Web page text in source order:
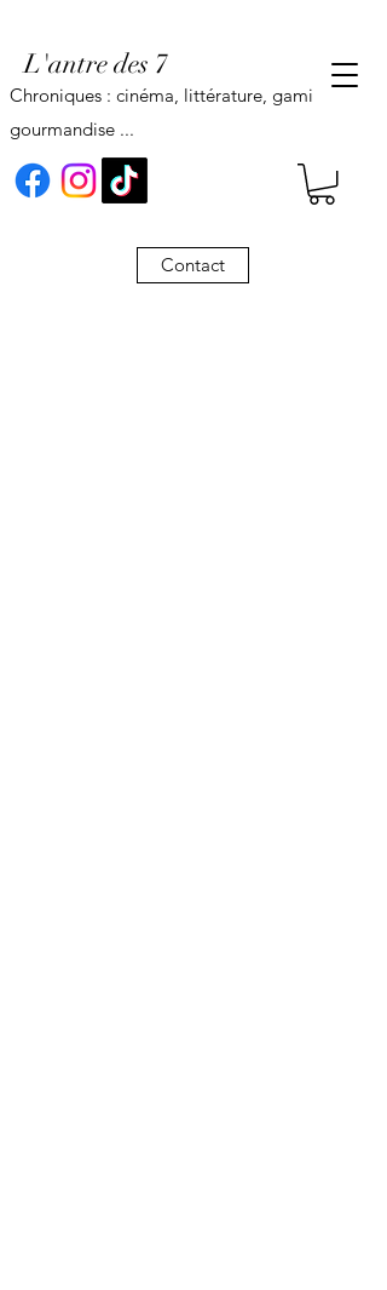
L'antre des 7
Contact
Chroniques : cinéma, littérature, gaming,
gourmandise ...